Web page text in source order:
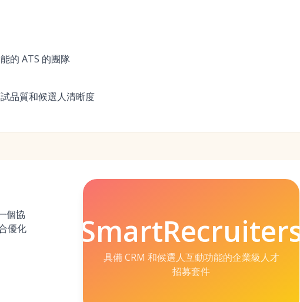
的 ATS 的團隊
品質和候選人清晰度
個協
優化
SmartRecruiters
具備 CRM 和候選人互動功能的企業級人才
招募套件